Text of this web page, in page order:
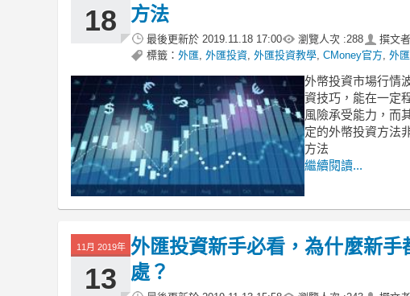
18
方法
最後更新於 2019.11.18 17:00 瀏覽人次 :288 撰文者
標籤： 外匯 外匯投資 外匯投資教學 CMoney官方 外
外幣投資市場行情
資技巧，能在一定
風險承受能力，而
定的外幣投資方法
方法
繼續閱讀...
11月 2019年
13
外匯投資新手必看，為什麼新
處？